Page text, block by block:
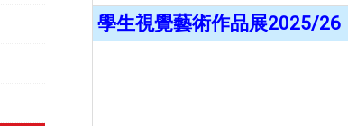
學生視覺藝術作品展2025/26